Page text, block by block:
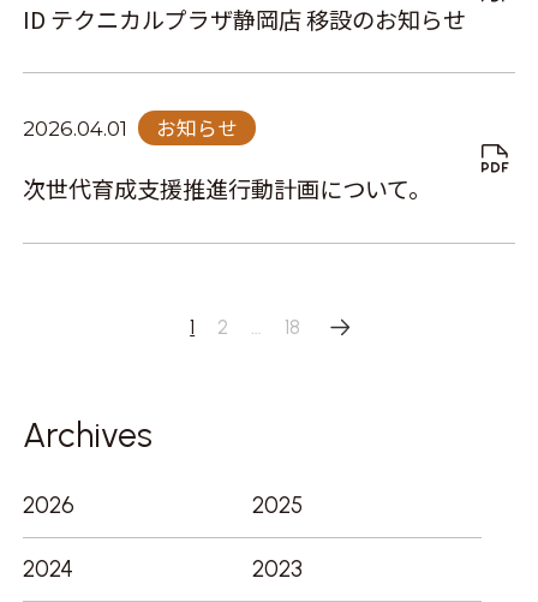
ID テクニカルプラザ静岡店 移設のお知らせ
2026.04.01 お知らせ
次世代育成支援推進行動計画について。
ペー
送
り
1 2 18
Archives
2026 2025
2024 2023